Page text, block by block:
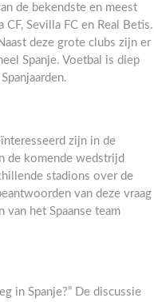
de bekendste en meest
Sevilla FC en Real Betis.
deze grote clubs zijn er
Spanje. Voetbal is diep
zijn in de
de komende wedstrijd
stadions over de
van deze vraag
het Spaanse team
in Spanje?” De discussie